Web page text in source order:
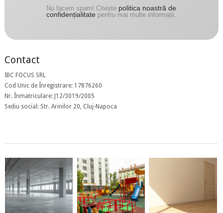
Nu facem spam! Citește politica noastră de
confidențialitate pentru mai multe informații.
Contact
IBC FOCUS SRL
Cod Unic de Înregistrare: 17876260
Nr. Înmatriculare: J12/3019/2005
Sediu social: Str. Arinilor 20, Cluj-Napoca